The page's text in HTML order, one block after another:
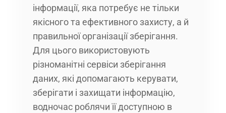
інформації, яка потребує не тільки
якісного та ефективного захисту, а й
правильної організації зберігання.
Для цього використовують
різноманітні сервіси зберігання
даних, які допомагають керувати,
зберігати і захищати інформацію,
водночас роблячи її доступною в